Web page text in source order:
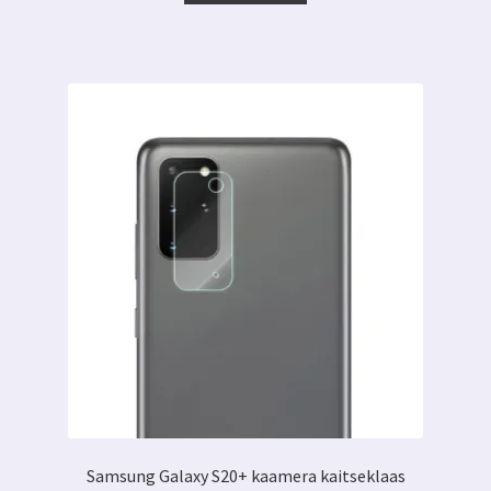
6.00 €. 2.50 €.
Samsung Galaxy S20+ kaamera kaitseklaas